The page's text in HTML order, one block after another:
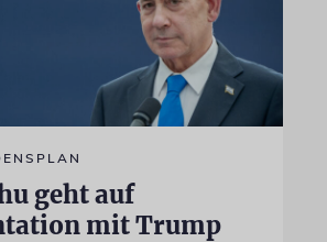
geht auf
mit Trump